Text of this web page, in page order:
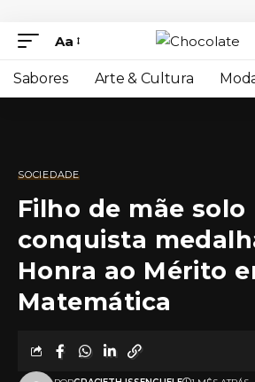
Aa
Sabores Arte & Cultura
SOCIEDADE
Filho de mãe solo
conquista
Honra ao Mérito
Matemática